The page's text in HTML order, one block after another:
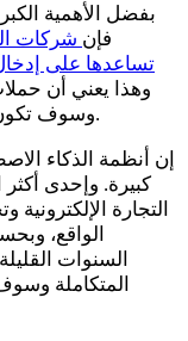
بفضل الأهمية
فإن شركات
تساعدها على
وهذا يعني أن
وسوف تكون محدودة في التكلفة ومربحة بنسبة كبيرة.
إن أنظمة الذكاء
كبيرة. وإحدى
التجارة
الواقع،
السنوات
المتكاملة